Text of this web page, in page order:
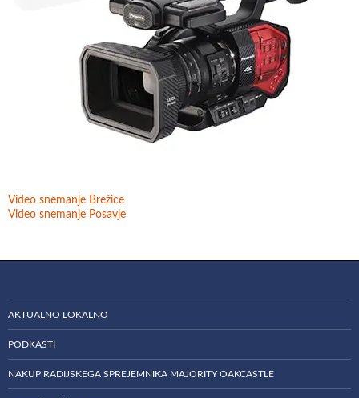
Video snemanje Brežice
Video snemanje Posavje
AKTUALNO LOKALNO
PODKASTI
NAKUP RADIJSKEGA SPREJEMNIKA MAJORITY OAKCASTLE